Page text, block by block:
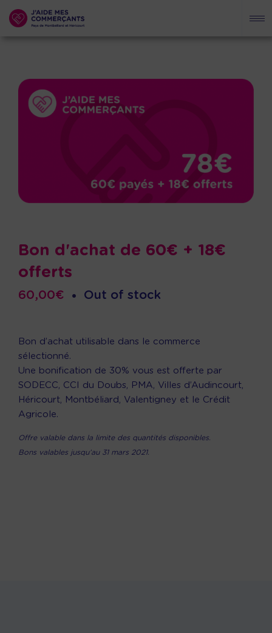
Bon d'achat de 60€ + 18€
offerts
60,00€ • Out of stock
Bon d’achat utilisable dans le commerce
sélectionné.
Une bonification de 30% vous est offerte par
SODECC, CCI du Doubs, PMA, Villes d’Audincourt,
Héricourt, Montbéliard, Valentigney et le Crédit
Agricole.
Offre valable dans la limite des quantités disponibles.
Bons valables jusqu’au 31 mars 2021.